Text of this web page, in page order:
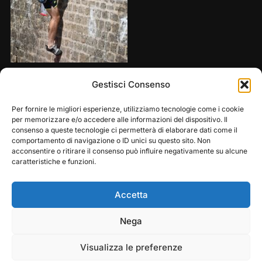
Gestisci Consenso
Per fornire le migliori esperienze, utilizziamo tecnologie come i cookie
per memorizzare e/o accedere alle informazioni del dispositivo. Il
consenso a queste tecnologie ci permetterà di elaborare dati come il
comportamento di navigazione o ID unici su questo sito. Non
acconsentire o ritirare il consenso può influire negativamente su alcune
caratteristiche e funzioni.
Accetta
Nega
Visualizza le preferenze
Copyright © 2026 — Frasassi Climbing Festival. All
Rights Reserved